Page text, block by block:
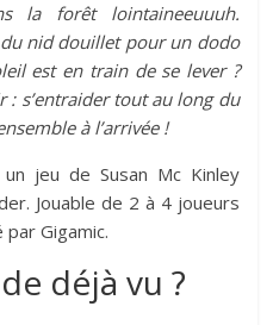
la forêt lointaineeuuuh.
nid douillet pour un dodo
est en train de se lever ?
: s’entraider tout au long du
à l’arrivée !
jeu de Susan Mc Kinley
Jouable de 2 à 4 joueurs
Gigamic.
déjà vu ?